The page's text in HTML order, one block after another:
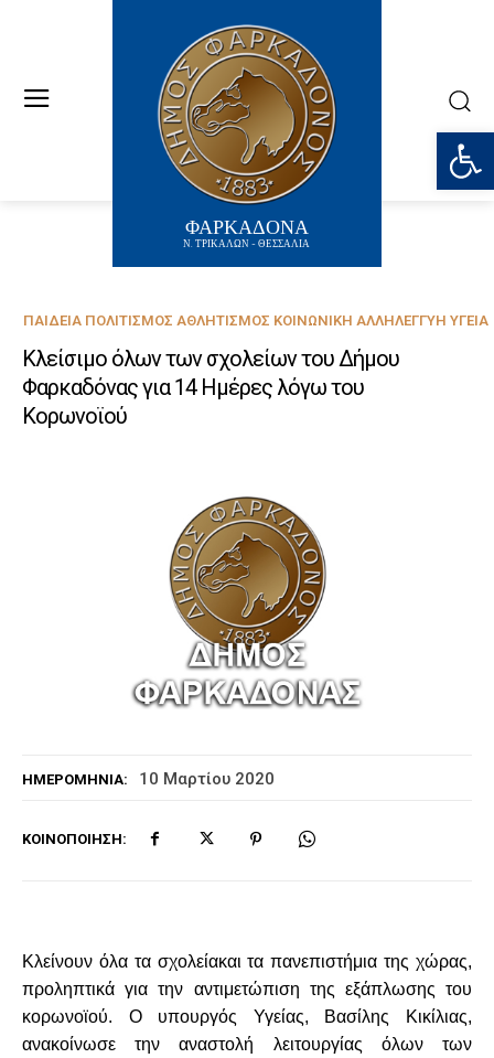
ΦΑΡΚΑΔΟΝΑ
Ν. ΤΡΙΚΑΛΩΝ - ΘΕΣΣΑΛΙΑ
ΗΜΕΡΟΜΗΝΊΑ: 10 Μαρτίου 2020
ΚΟΙΝΟΠΟΊΗΣΗ:
ΠΑΙΔΕΊΑ ΠΟΛΙΤΙΣΜΌΣ ΑΘΛΗΤΙΣΜΌΣ ΚΟΙΝΩΝΙΚΉ ΑΛΛΗΛΕΓΓΎΗ ΥΓΕΊΑ
Κλείσιμο όλων των σχολείων του Δήμου
Φαρκαδόνας για 14 Ημέρες λόγω του
Κορωνοϊού
Κλείνουν όλα τα σχολείακαι τα πανεπιστήμια της χώρας,
προληπτικά για την αντιμετώπιση της εξάπλωσης του
κορωνοϊού. Ο υπουργός Υγείας, Βασίλης Κικίλιας,
ανακοίνωσε την αναστολή λειτουργίας όλων των